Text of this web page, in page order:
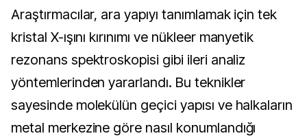
Araştırmacılar, ara yapıyı tanımlamak için tek
kristal X-ışını kırınımı ve nükleer manyetik
rezonans spektroskopisi gibi ileri analiz
yöntemlerinden yararlandı. Bu teknikler
sayesinde molekülün geçici yapısı ve halkaların
metal merkezine göre nasıl konumlandığı